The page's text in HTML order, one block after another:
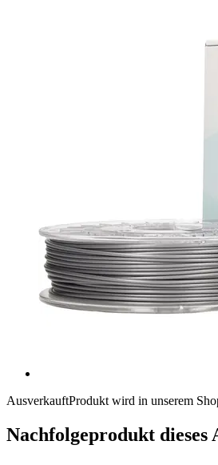
AusverkauftProdukt wird in unserem
Nachfolgeprodukt dieses